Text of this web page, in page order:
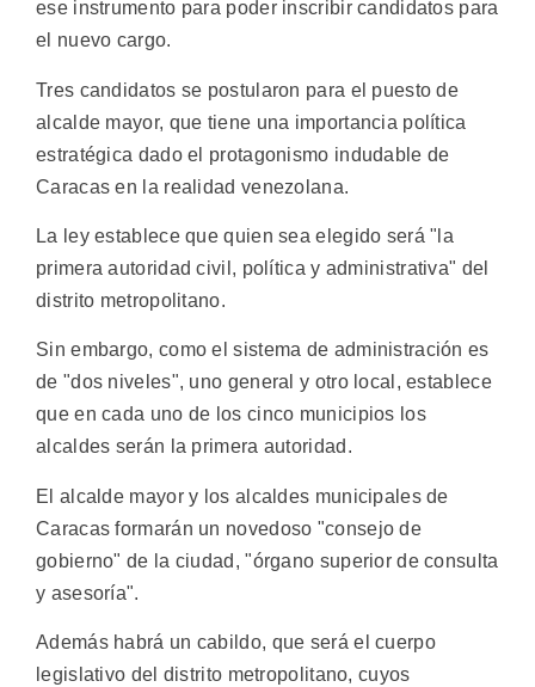
ese instrumento para poder inscribir candidatos para
el nuevo cargo.
Tres candidatos se postularon para el puesto de
alcalde mayor, que tiene una importancia política
estratégica dado el protagonismo indudable de
Caracas en la realidad venezolana.
La ley establece que quien sea elegido será "la
primera autoridad civil, política y administrativa" del
distrito metropolitano.
Sin embargo, como el sistema de administración es
de "dos niveles", uno general y otro local, establece
que en cada uno de los cinco municipios los
alcaldes serán la primera autoridad.
El alcalde mayor y los alcaldes municipales de
Caracas formarán un novedoso "consejo de
gobierno" de la ciudad, "órgano superior de consulta
y asesoría".
Además habrá un cabildo, que será el cuerpo
legislativo del distrito metropolitano, cuyos